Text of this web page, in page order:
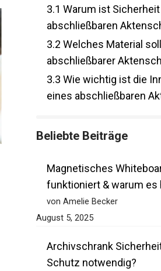
3.1 Warum ist
abschließbaren
3.2 Welches Material
abschließbarer
3.3 Wie wichtig ist die
eines abschließbaren
Beliebte Beiträge
Magnetisches
funktioniert & warum es
von Amelie Becker
August 5, 2025
Archivschrank
Schutz notwendig?